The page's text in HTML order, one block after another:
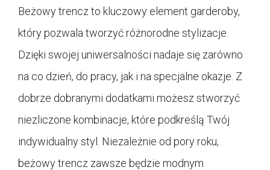
Beżowy trencz to kluczowy element garderoby,
który pozwala tworzyć różnorodne stylizacje.
Dzięki swojej uniwersalności nadaje się zarówno
na co dzień, do pracy, jak i na specjalne okazje. Z
dobrze dobranymi dodatkami możesz stworzyć
niezliczone kombinacje, które podkreślą Twój
indywidualny styl. Niezależnie od pory roku,
beżowy trencz zawsze będzie modnym